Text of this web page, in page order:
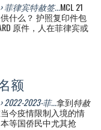
菲律宾特赦签...MCL 21
什么？ 护照复印件包
原件，人在菲律宾或
额
2022-2023-菲...拿到特赦
今疫情限制入境的情
等国侨民中尤其抢